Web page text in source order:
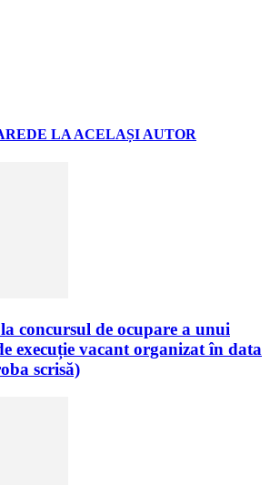
DE LA ACELAȘI AUTOR
concursul de ocupare a unui
execuție vacant organizat în data
scrisă)